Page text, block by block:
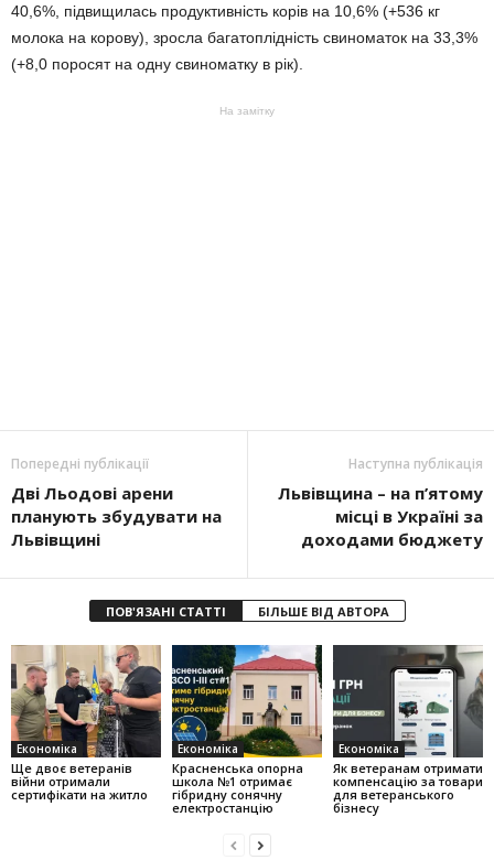
40,6%, підвищилась продуктивність корів на 10,6% (+536 кг
молока на корову), зросла багатоплідність свиноматок на 33,3%
(+8,0 поросят на одну свиноматку в рік).
На замітку
Попередні публікації
Дві Льодові арени
планують збудувати на
Львівщині
Наступна публікація
Львівщина – на п’ятому
місці в Україні за
доходами бюджету
ПОВ'ЯЗАНІ СТАТТІ БІЛЬШЕ ВІД АВТОРА
Економіка
Ще двоє ветеранів
війни отримали
сертифікати на житло
Економіка
Красненська опорна
школа №1 отримає
гібридну сонячну
електростанцію
Економіка
Як ветеранам отримати
компенсацію за товари
для ветеранського
бізнесу